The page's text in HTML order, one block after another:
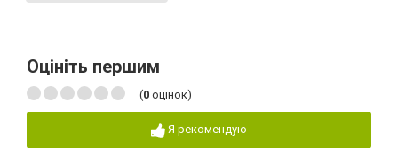
Оцініть першим
(0 оцінок)
Я рекомендую